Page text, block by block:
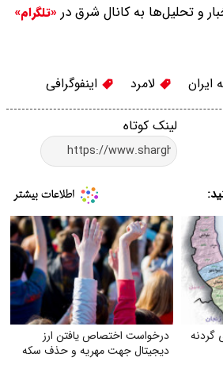
و تحلیل‌ها به کانال شرق در «تلگرام»
ایران لامرد اینفوگرافی
لینک کوتاه
گردنه
درخواست اختصاص یافتن ارز
دیجیتال جهت مهریه و حذف سکه